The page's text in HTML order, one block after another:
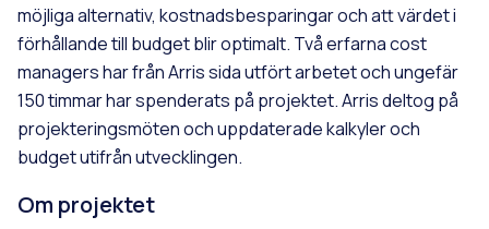
möjliga alternativ, kostnadsbesparingar och att värdet i
förhållande till budget blir optimalt. Två erfarna cost
managers har från Arris sida utfört arbetet och ungefär
150 timmar har spenderats på projektet. Arris deltog på
projekteringsmöten och uppdaterade kalkyler och
budget utifrån utvecklingen.
Om projektet